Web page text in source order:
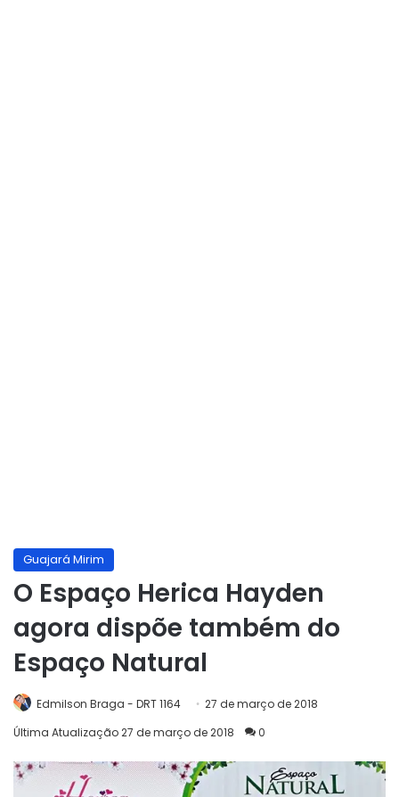
Guajará Mirim
O Espaço Herica Hayden
agora dispõe também do
Espaço Natural
Edmilson Braga - DRT 1164
27 de março de 2018
Última Atualização 27 de março de 2018
0